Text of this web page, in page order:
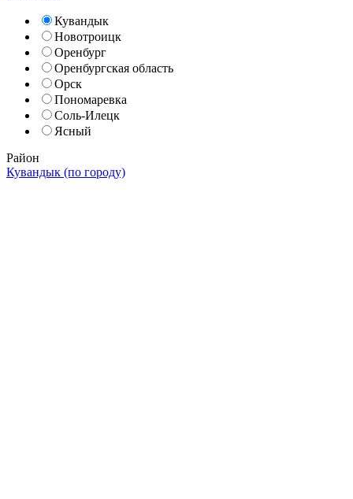
Кувандык
Новотроицк
Оренбург
Оренбургская область
Орск
Пономаревка
Соль-Илецк
Ясный
Район
Кувандык (по городу)